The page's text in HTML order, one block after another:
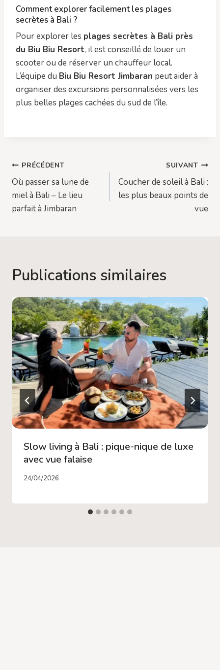
Comment explorer facilement les plages
secrètes à Bali ?
Pour explorer les plages secrètes à Bali près
du Biu Biu Resort, il est conseillé de louer un
scooter ou de réserver un chauffeur local.
L’équipe du Biu Biu Resort Jimbaran peut aider à
organiser des excursions personnalisées vers les
plus belles plages cachées du sud de l’île.
Navigation
de
l’article
PRÉCÉDENT
Où passer sa lune de
miel à Bali – Le lieu
parfait à Jimbaran
SUIVANT
Coucher de soleil à Bali :
les plus beaux points de
vue
Publications similaires
Slow living à Bali : pique-nique de luxe
avec vue falaise
24/04/2026